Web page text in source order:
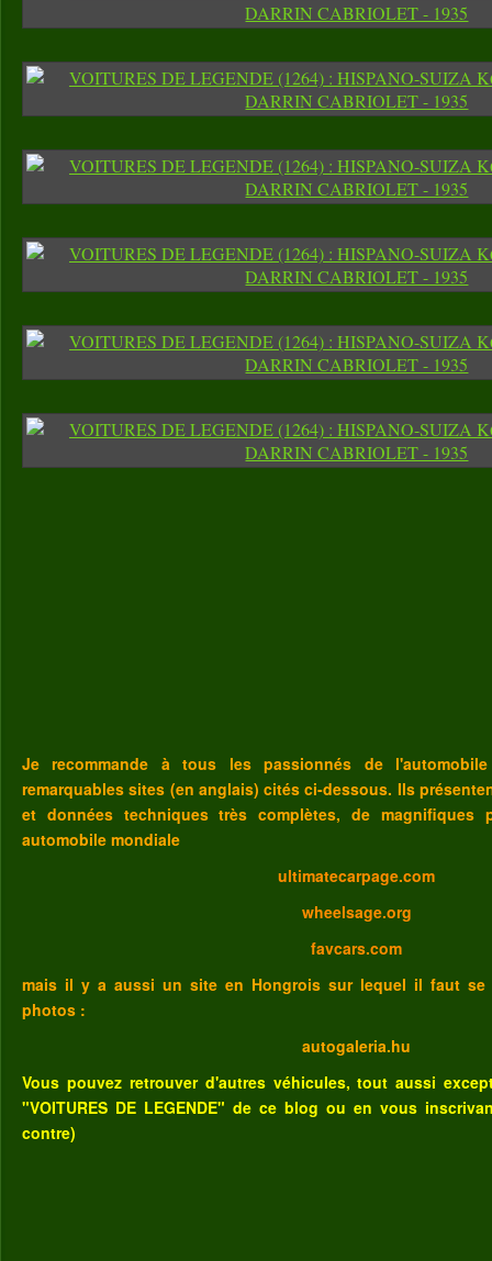
Je recommande à tous les passionnés de
remarquables sites (en anglais) cités ci-dessous. Ils
et données techniques très complètes, de magnifiques
automobile mondiale
ultimatecarpage.com
wheelsage.org
favcars.com
mais il y a aussi un site en Hongrois sur lequel il faut se
photos :
autogaleria.hu
Vous pouvez retrouver d'autres véhicules, tout aussi
"VOITURES DE LEGENDE" de ce blog ou en vous
contre)